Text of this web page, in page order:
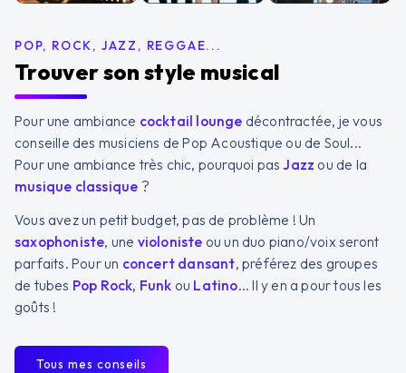
POP, ROCK, JAZZ, REGGAE...
Trouver son style musical
Pour une ambiance cocktail lounge décontractée, je vous
conseille des musiciens de Pop Acoustique ou de Soul...
Pour une ambiance très chic, pourquoi pasJazz ou de la
musique classique ?
Vous avez un petit budget, pas de problème ! Un
saxophoniste, une violoniste ou un duo piano/voix seront
parfaits. Pour un concert dansant, préférez des groupes
de tubes Pop Rock, Funk ou Latino... Il y en a pour tous les
goûts !
Tous mes conseils